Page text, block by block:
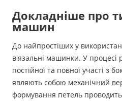
Докладніше про
машин
До найпростіших у
в'язальні машинки. У процесі
постійної та повної участі з
являють собою механічний
формування петель